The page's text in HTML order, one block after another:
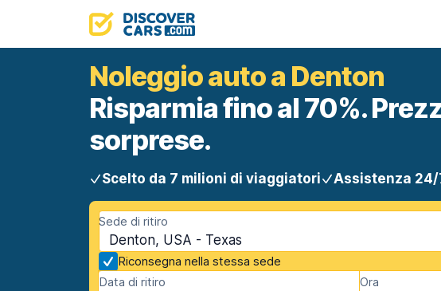
Noleggio auto a Denton
Risparmia fino al 70%.
sorprese.
Scelto da 7 milioni di viaggiatori Assistenza 24/
Sede di ritiro
Denton, USA - Texas
Riconsegna nella stessa sede
Data di ritiro
Ora